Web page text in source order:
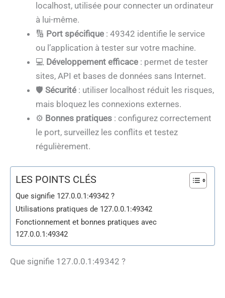
localhost, utilisée pour connecter un ordinateur
à lui-même.
🔢 Port spécifique : 49342 identifie le service
ou l’application à tester sur votre machine.
💻 Développement efficace : permet de tester
sites, API et bases de données sans Internet.
🛡️ Sécurité : utiliser localhost réduit les risques,
mais bloquez les connexions externes.
⚙️ Bonnes pratiques : configurez correctement
le port, surveillez les conflits et testez
régulièrement.
LES POINTS CLÉS
Que signifie 127.0.0.1:49342 ?
Utilisations pratiques de 127.0.0.1:49342
Fonctionnement et bonnes pratiques avec
127.0.0.1:49342
Que signifie 127.0.0.1:49342 ?